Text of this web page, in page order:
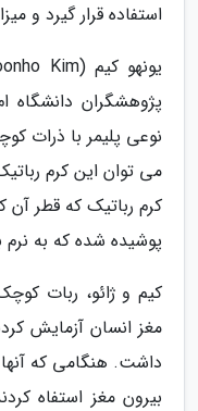
استفاده قرار گیرد و
پژوهشگران دانشگاه
نوعی پلیمر با ذرات
می توان این کرم
پوشیده شده که به
کیم و ژائو، ربات
مغز انسان آزمایش
داشت. هنگامی که
بیرون مغز استفاه